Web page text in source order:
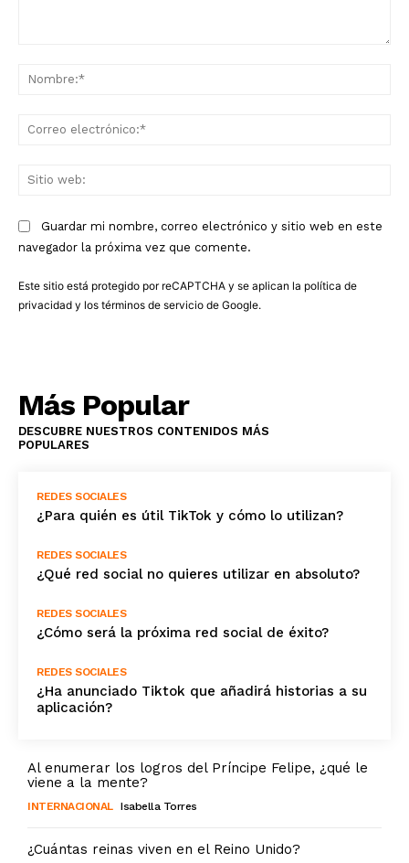
Guardar mi nombre, correo electrónico y sitio web en este
navegador la próxima vez que comente.
Este sitio está protegido por reCAPTCHA y se aplican la política de
privacidad y los términos de servicio de Google.
Más Popular
DESCUBRE NUESTROS CONTENIDOS MÁS
POPULARES
REDES SOCIALES
¿Para quién es útil TikTok y cómo lo utilizan?
REDES SOCIALES
¿Qué red social no quieres utilizar en absoluto?
REDES SOCIALES
¿Cómo será la próxima red social de éxito?
REDES SOCIALES
¿Ha anunciado Tiktok que añadirá historias a su
aplicación?
Al enumerar los logros del Príncipe Felipe, ¿qué le
viene a la mente?
INTERNACIONAL Isabella Torres
¿Cuántas reinas viven en el Reino Unido?